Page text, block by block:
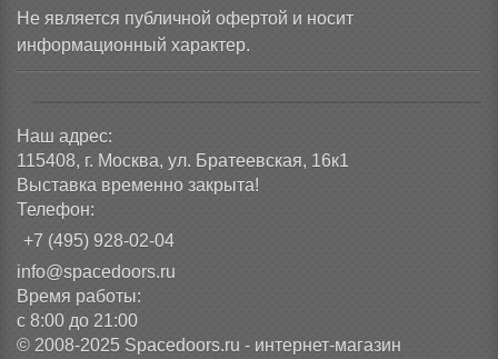
Не является публичной офертой и носит
информационный характер.
Наш адрес:
115408, г. Москва, ул. Братеевская, 16к1
Выставка временно закрыта!
Телефон:
+7 (495) 928-02-04
info@spacedoors.ru
Время работы:
с 8:00 до 21:00
© 2008-2025 Spacedoors.ru - интернет-магазин